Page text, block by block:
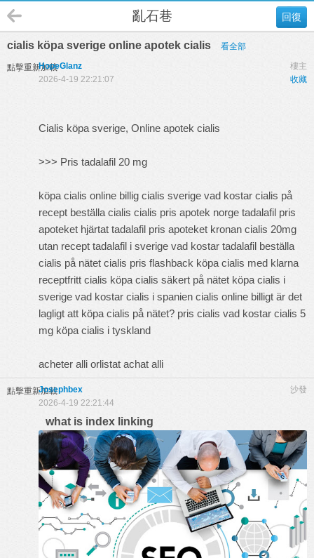
回復
亂石巷
cialis köpa sverige online apotek cialis 看全部
點擊重新加載 樓主
HopeGlanz
收藏
2026-4-19 22:21:07
Cialis köpa sverige, Online apotek cialis
>>> Pris tadalafil 20 mg
köpa cialis online billig cialis sverige vad kostar cialis på
recept beställa cialis cialis pris apotek norge tadalafil pris
apoteket hjärtat tadalafil pris apoteket kronan cialis 20mg
utan recept tadalafil i sverige vad kostar tadalafil beställa
cialis på nätet cialis pris flashback köpa cialis med klarna
receptfritt cialis köpa cialis säkert på nätet köpa cialis i
sverige vad kostar cialis i spanien cialis online billigt är det
lagligt att köpa cialis på nätet? pris cialis vad kostar cialis 5
mg köpa cialis i tyskland
acheter alli orlistat achat alli
點擊重新加載 沙發
Josephbex
2026-4-19 22:21:44
what is index linking